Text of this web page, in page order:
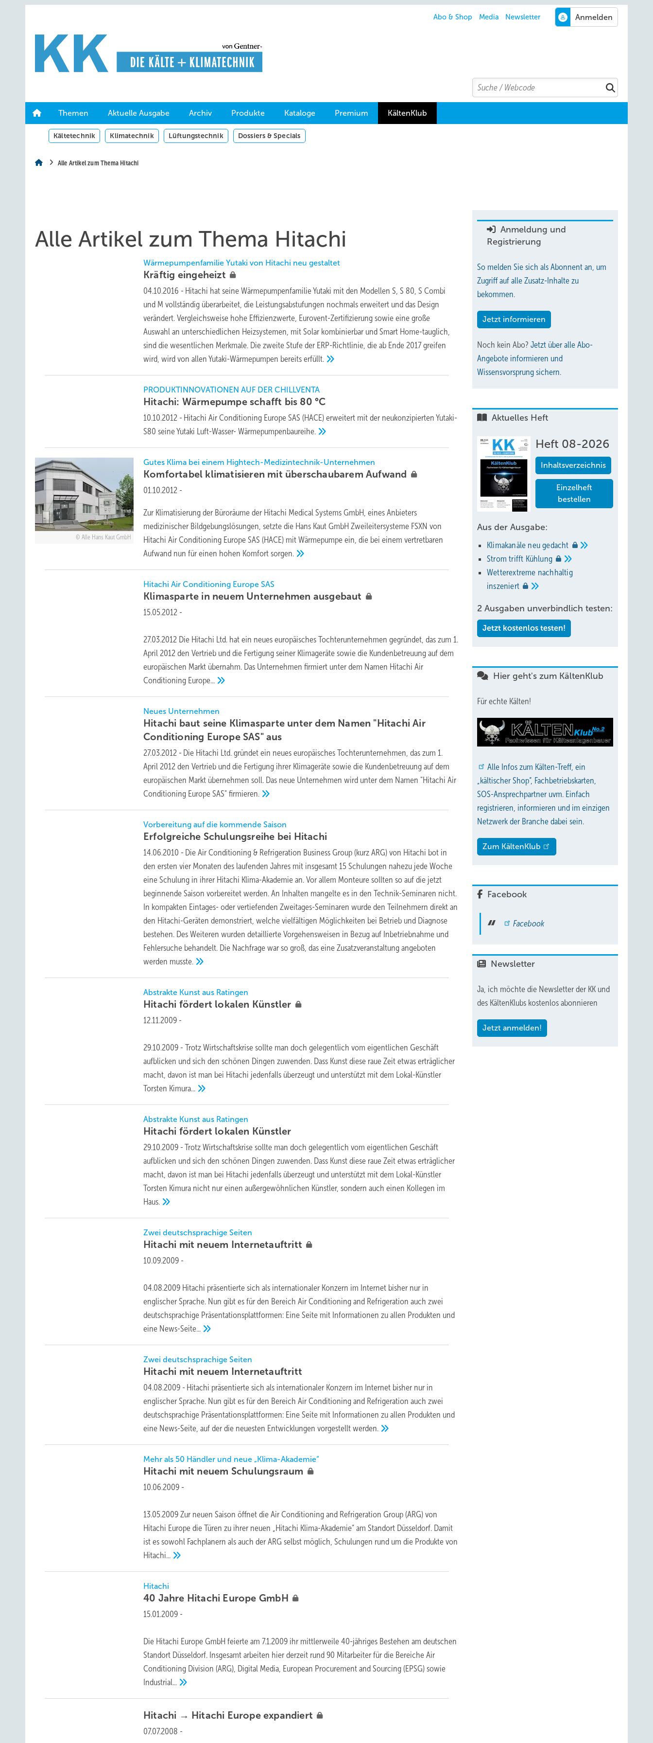
Hauptinhalt
Hauptmenü
Abo & Shop Media Newsletter
Search
Suchen
Themen Aktuelle Ausgabe Archiv Produkte Kataloge Premium KältenKlub
Kältetechnik Klimatechnik Lüftungstechnik Dossiers & Specials
Alle Artikel zum Thema Hitachi
Alle Artikel zum Thema Hitachi
Wärmepumpenfamilie Yutaki von Hitachi neu gestaltet
Kräftig eingeheizt
04.10.2016 - Hitachi hat seine Wärmepumpenfamilie Yutaki mit den Modellen S, S 80, S Combi
und M vollständig überarbeitet, die Leistungsabstufungen nochmals erweitert und das Design
verändert. Vergleichsweise hohe Effizienzwerte, Eurovent-Zertifizierung sowie eine große
Auswahl an unterschiedlichen Heizsystemen, mit Solar kombinierbar und Smart Home-tauglich,
sind die wesentlichen Merkmale. Die zweite Stufe der ERP-Richtlinie, die ab Ende 2017 greifen
wird, wird von allen Yutaki-Wärmepumpen bereitserfüllt.
PRODUKTINNOVATIONEN AUF DER CHILLVENTA
Hitachi: Wärmepumpe schafft bis 80°C
10.10.2012 - Hitachi Air Conditioning Europe SAS (HACE) erweitert mit der neukonzipierten Yutaki-
S80 seine Yutaki Luft-Wasser-Wärmepumpenbaureihe.
Alle Hans Kaut GmbH
Gutes Klima bei einem Hightech-Medizintechnik-Unternehmen
Komfortabel klimatisieren mit überschaubaremAufwand
01.10.2012 -
Zur Klimatisierung der Büroräume der Hitachi Medical Systems GmbH, eines Anbieters
medizinischer Bildgebungslösungen, setzte die Hans Kaut GmbH Zweileitersysteme FSXN von
Hitachi Air Conditioning Europe SAS (HACE) mit Wärmepumpe ein, die bei einem vertretbaren
Aufwand nun für einen hohen Komfortsorgen.
Hitachi Air Conditioning Europe SAS
Klimasparte in neuem Unternehmen ausgebaut
15.05.2012 -
27.03.2012 Die Hitachi Ltd. hat ein neues ­europäisches Tochterunternehmen gegründet, das zum 1.
April 2012 den Vertrieb und die Fertigung seiner Klimageräte sowie die Kundenbetreuung auf dem
europäischen Markt übernahm. Das Unternehmen firmiert unter dem Namen Hitachi Air
Conditioning Europe...
Neues Unternehmen
Hitachi baut seine Klimasparte unter dem Namen "Hitachi Air
Conditioning Europe SAS"aus
27.03.2012 - Die Hitachi Ltd. gründet ein neues europäisches Tochterunternehmen, das zum 1.
April 2012 den Vertrieb und die Fertigung ihrer Klimageräte sowie die Kundenbetreuung auf dem
europäischen Markt übernehmen soll. Das neue Unternehmen wird unter dem Namen "Hitachi Air
Conditioning Europe SAS"firmieren.
Vorbereitung auf die kommende Saison
Erfolgreiche Schulungsreihe bei Hitachi
14.06.2010 - Die Air Conditioning & Refrigeration Business Group (kurz ARG) von Hitachi bot in
den ersten vier Monaten des laufenden Jahres mit insgesamt 15 Schulungen nahezu jede Woche
eine Schulung in ihrer Hitachi Klima-Akademie an. Vor allem Monteure sollten so auf die jetzt
beginnende Saison vorbereitet werden. An Inhalten mangelte es in den Technik-Seminaren nicht.
In kompakten Eintages- oder vertiefenden Zweitages-Seminaren wurde den Teilnehmern direkt an
den Hitachi-Geräten demonstriert, welche vielfältigen Möglichkeiten bei Betrieb und Diagnose
bestehen. Des Weiteren wurden detaillierte Vorgehensweisen in Bezug auf Inbetriebnahme und
Fehlersuche behandelt. Die Nachfrage war so groß, das eine Zusatzveranstaltung angeboten
werden musste.
Abstrakte Kunst aus Ratingen
Hitachi fördert lokalen Künstler
12.11.2009 -
29.10.2009 - Trotz Wirtschaftskrise sollte man doch gelegentlich vom eigentlichen Geschäft
aufblicken und sich den schönen Dingen zuwenden. Dass Kunst diese raue Zeit etwas erträglicher
macht, davon ist man bei Hitachi jedenfalls überzeugt und unterstützt mit dem Lokal-Künstler
Torsten Kimura...
Abstrakte Kunst aus Ratingen
Hitachi fördert lokalen Künstler
29.10.2009 - Trotz Wirtschaftskrise sollte man doch gelegentlich vom eigentlichen Geschäft
aufblicken und sich den schönen Dingen zuwenden. Dass Kunst diese raue Zeit etwas erträglicher
macht, davon ist man bei Hitachi jedenfalls überzeugt und unterstützt mit dem Lokal-Künstler
Torsten Kimura nicht nur einen außergewöhnlichen Künstler, sondern auch einen Kollegen im
Haus.
Zwei deutschsprachige Seiten
Hitachi mit neuem Internetauftritt
10.09.2009 -
04.08.2009 Hitachi präsentierte sich als internationaler Konzern im Internet bisher nur in
englischer Sprache. Nun gibt es für den Bereich Air Conditioning and Refrigeration auch zwei
deutschsprachige Präsentationsplattformen: Eine Seite mit Informationen zu allen Produkten und
eine News-Seite...
Zwei deutschsprachige Seiten
Hitachi mit neuem Internetauftritt
04.08.2009 - Hitachi präsentierte sich als internationaler Konzern im Internet bisher nur in
englischer Sprache. Nun gibt es für den Bereich Air Conditioning and Refrigeration auch zwei
deutschsprachige Präsentationsplattformen: Eine Seite mit Informationen zu allen Produkten und
eine News-Seite, auf der die neuesten Entwicklungen vorgestelltwerden.
Mehr als 50 Händler und neue „Klima-Akademie“
Hitachi mit neuem Schulungsraum
10.06.2009 -
13.05.2009 Zur neuen Saison öffnet die Air Conditioning and Refrigeration Group (ARG) von
Hitachi Europe die Türen zu ihrer neuen „Hitachi Klima-Akademie“ am Standort Düsseldorf. Damit
ist es sowohl Fachplanern als auch der ARG selbst möglich, Schulungen rund um die Produkte von
Hitachi...
Hitachi
40 Jahre Hitachi Europe GmbH
15.01.2009 -
Die Hitachi Europe GmbH feierte am 7.1.2009 ihr mittlerweile 40-jähriges Bestehen am deutschen
Standort Düsseldorf. Insgesamt arbeiten hier derzeit rund 90 Mitarbeiter für die Bereiche Air
Conditioning Division (ARG), Digital Media, European Procurement and Sourcing (EPSG) sowie
Industrial...
Hitachi → Hitachi Europeexpandiert
07.07.2008 -
Anmeldung und
Registrierung
So melden Sie sich als Abonnent an, um
Zugriff auf alle Zusatz-Inhalte zu
bekommen.
Jetzt informieren
Noch kein Abo? Jetzt über alle Abo-
Angebote informieren und
Wissensvorsprung sichern.
Aktuelles Heft
Heft 08-2026
Inhaltsverzeichnis
Einzelheft
bestellen
Aus der Ausgabe:
Klimakanäle neugedacht
Strom trifft Kühlung
Wetterextreme nachhaltig
inszeniert
2 Ausgaben unverbindlich testen:
Jetzt kostenlos testen!
Hier geht's zum KältenKlub
Für echte Kälten!
Alle Infos zum Kälten-Treff, ein
„kältischer Shop“, Fachbetriebskarten,
SOS-Ansprechpartner uvm. Einfach
registrieren, informieren und im einzigen
Netzwerk der Branche dabei sein.
Zum KältenKlub
Facebook
Facebook
Newsletter
Ja, ich möchte die Newsletter der KK und
des KältenKlubs kostenlos abonnieren
Jetzt anmelden!